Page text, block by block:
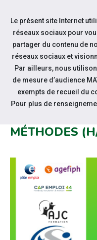
Aller au contenu
Actualités
DSI
MÉTHODES
Le présent site Internet
réseaux sociaux pour
partager du contenu de
réseaux sociaux et
Par ailleurs, nous
de mesure d’audience
exempts de recueil du
Pour plus de